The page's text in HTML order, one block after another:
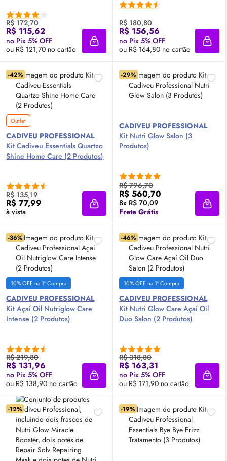
R$ 172,70
R$ 115,62
no Pix 5% OFF
ou R$ 121,70 no cartão
Adicionar à sacola
R$ 180,80
R$ 156,56
no Pix 5% OFF
ou R$ 164,80 no cartão
-42%
Outlet
CADIVEU PROFESSIONAL
Kit Cadiveu Essentials Quartzo
Shine Home Care (2 Produtos)
R$ 135,19
R$ 77,99
à vista Adicionar à sacola
-29%
CADIVEU PROFESSIONAL
Kit NutriGlow Salon (3
Produtos)
R$ 796,70
R$ 560,70
8x R$ 70,09
Frete Grátis
-36%
10% OFF na 1ª Compra
CADIVEU PROFESSIONAL
Kit AçaíOil Nutriglow Care
Intense (2 Produtos)
R$ 219,80
R$ 131,96
no Pix 5% OFF
ou R$ 138,90 no cartão
Adicionar à sacola
-46%
10% OFF na 1ª Compra
CADIVEU PROFESSIONAL
Kit NutriGlow Care AçaíOil
Duo Salon (2 Produtos)
R$ 318,80
R$ 163,31
no Pix 5% OFF
ou R$ 171,90 no cartão
-12% -19%